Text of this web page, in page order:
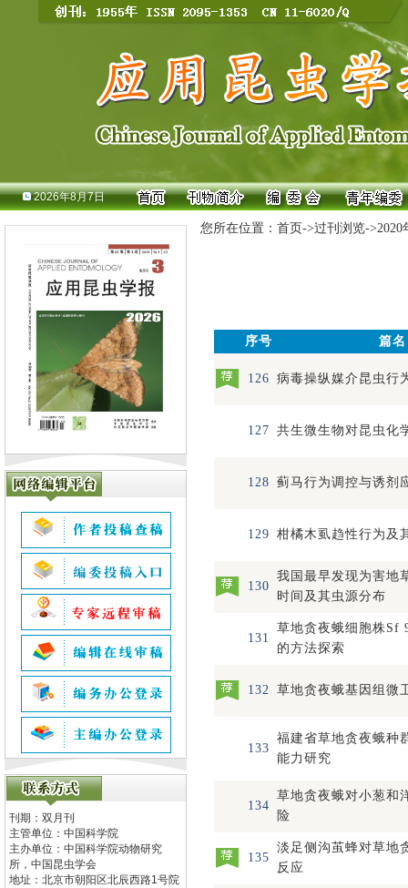
2026年8月7日
刊期：双月刊
主管单位： 中国科学院
主办单位： 中国科学院动物研究
所，中国昆虫学会
地址： 北京市朝阳区北辰西路1号院
您所在位置： 首页->过刊浏览->2020
序号 篇名
126 病毒操纵媒介昆虫行
127 共生微生物对昆虫化
128 蓟马行为调控与诱剂
129 柑橘木虱趋性行为及
130
我国最早发现为害地
时间及其虫源分布
131
草地贪夜蛾细胞株Sf
的方法探索
132 草地贪夜蛾基因组微
133
福建省草地贪夜蛾种
能力研究
134
草地贪夜蛾对小葱和
险
135
淡足侧沟茧蜂对草地
反应